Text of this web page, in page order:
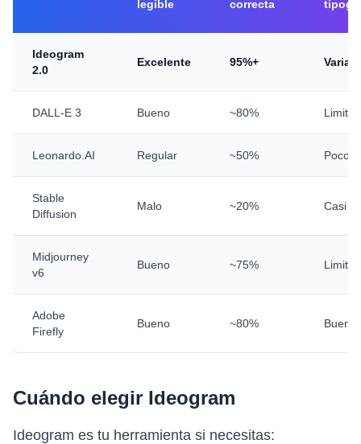
legible correcta
Ideogram
2.0
Excelente 95%+
DALL-E 3 Bueno ~80%
Leonardo.AI Regular ~50% Pocos
Stable
Diffusion
Malo ~20% Casi
Midjourney
v6
Bueno ~75%
Adobe
Firefly
Bueno ~80%
Cuándo elegir Ideogram
Ideogram es tu herramienta si necesitas: